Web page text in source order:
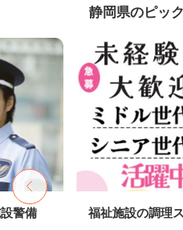
静岡県のピッ
警備 福祉施設の調理